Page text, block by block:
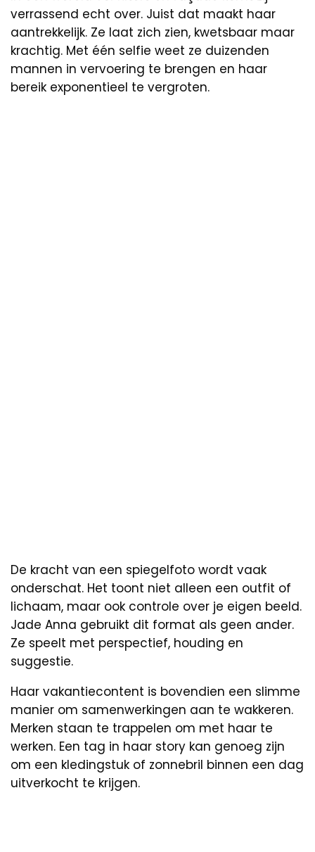
verrassend echt over. Juist dat maakt haar
aantrekkelijk. Ze laat zich zien, kwetsbaar maar
krachtig. Met één selfie weet ze duizenden
mannen in vervoering te brengen en haar
bereik exponentieel te vergroten.
De kracht van een spiegelfoto wordt vaak
onderschat. Het toont niet alleen een outfit of
lichaam, maar ook controle over je eigen beeld.
Jade Anna gebruikt dit format als geen ander.
Ze speelt met perspectief, houding en
suggestie.
Haar vakantiecontent is bovendien een slimme
manier om samenwerkingen aan te wakkeren.
Merken staan te trappelen om met haar te
werken. Een tag in haar story kan genoeg zijn
om een kledingstuk of zonnebril binnen een dag
uitverkocht te krijgen.